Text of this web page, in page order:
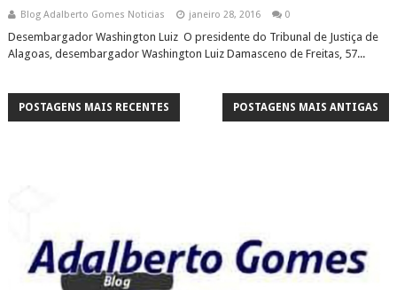
Blog Adalberto Gomes Noticias janeiro 28, 2016 0
Desembargador Washington Luiz O presidente do Tribunal de Justiça de
Alagoas, desembargador Washington Luiz Damasceno de Freitas, 57...
POSTAGENS MAIS RECENTES POSTAGENS MAIS ANTIGAS